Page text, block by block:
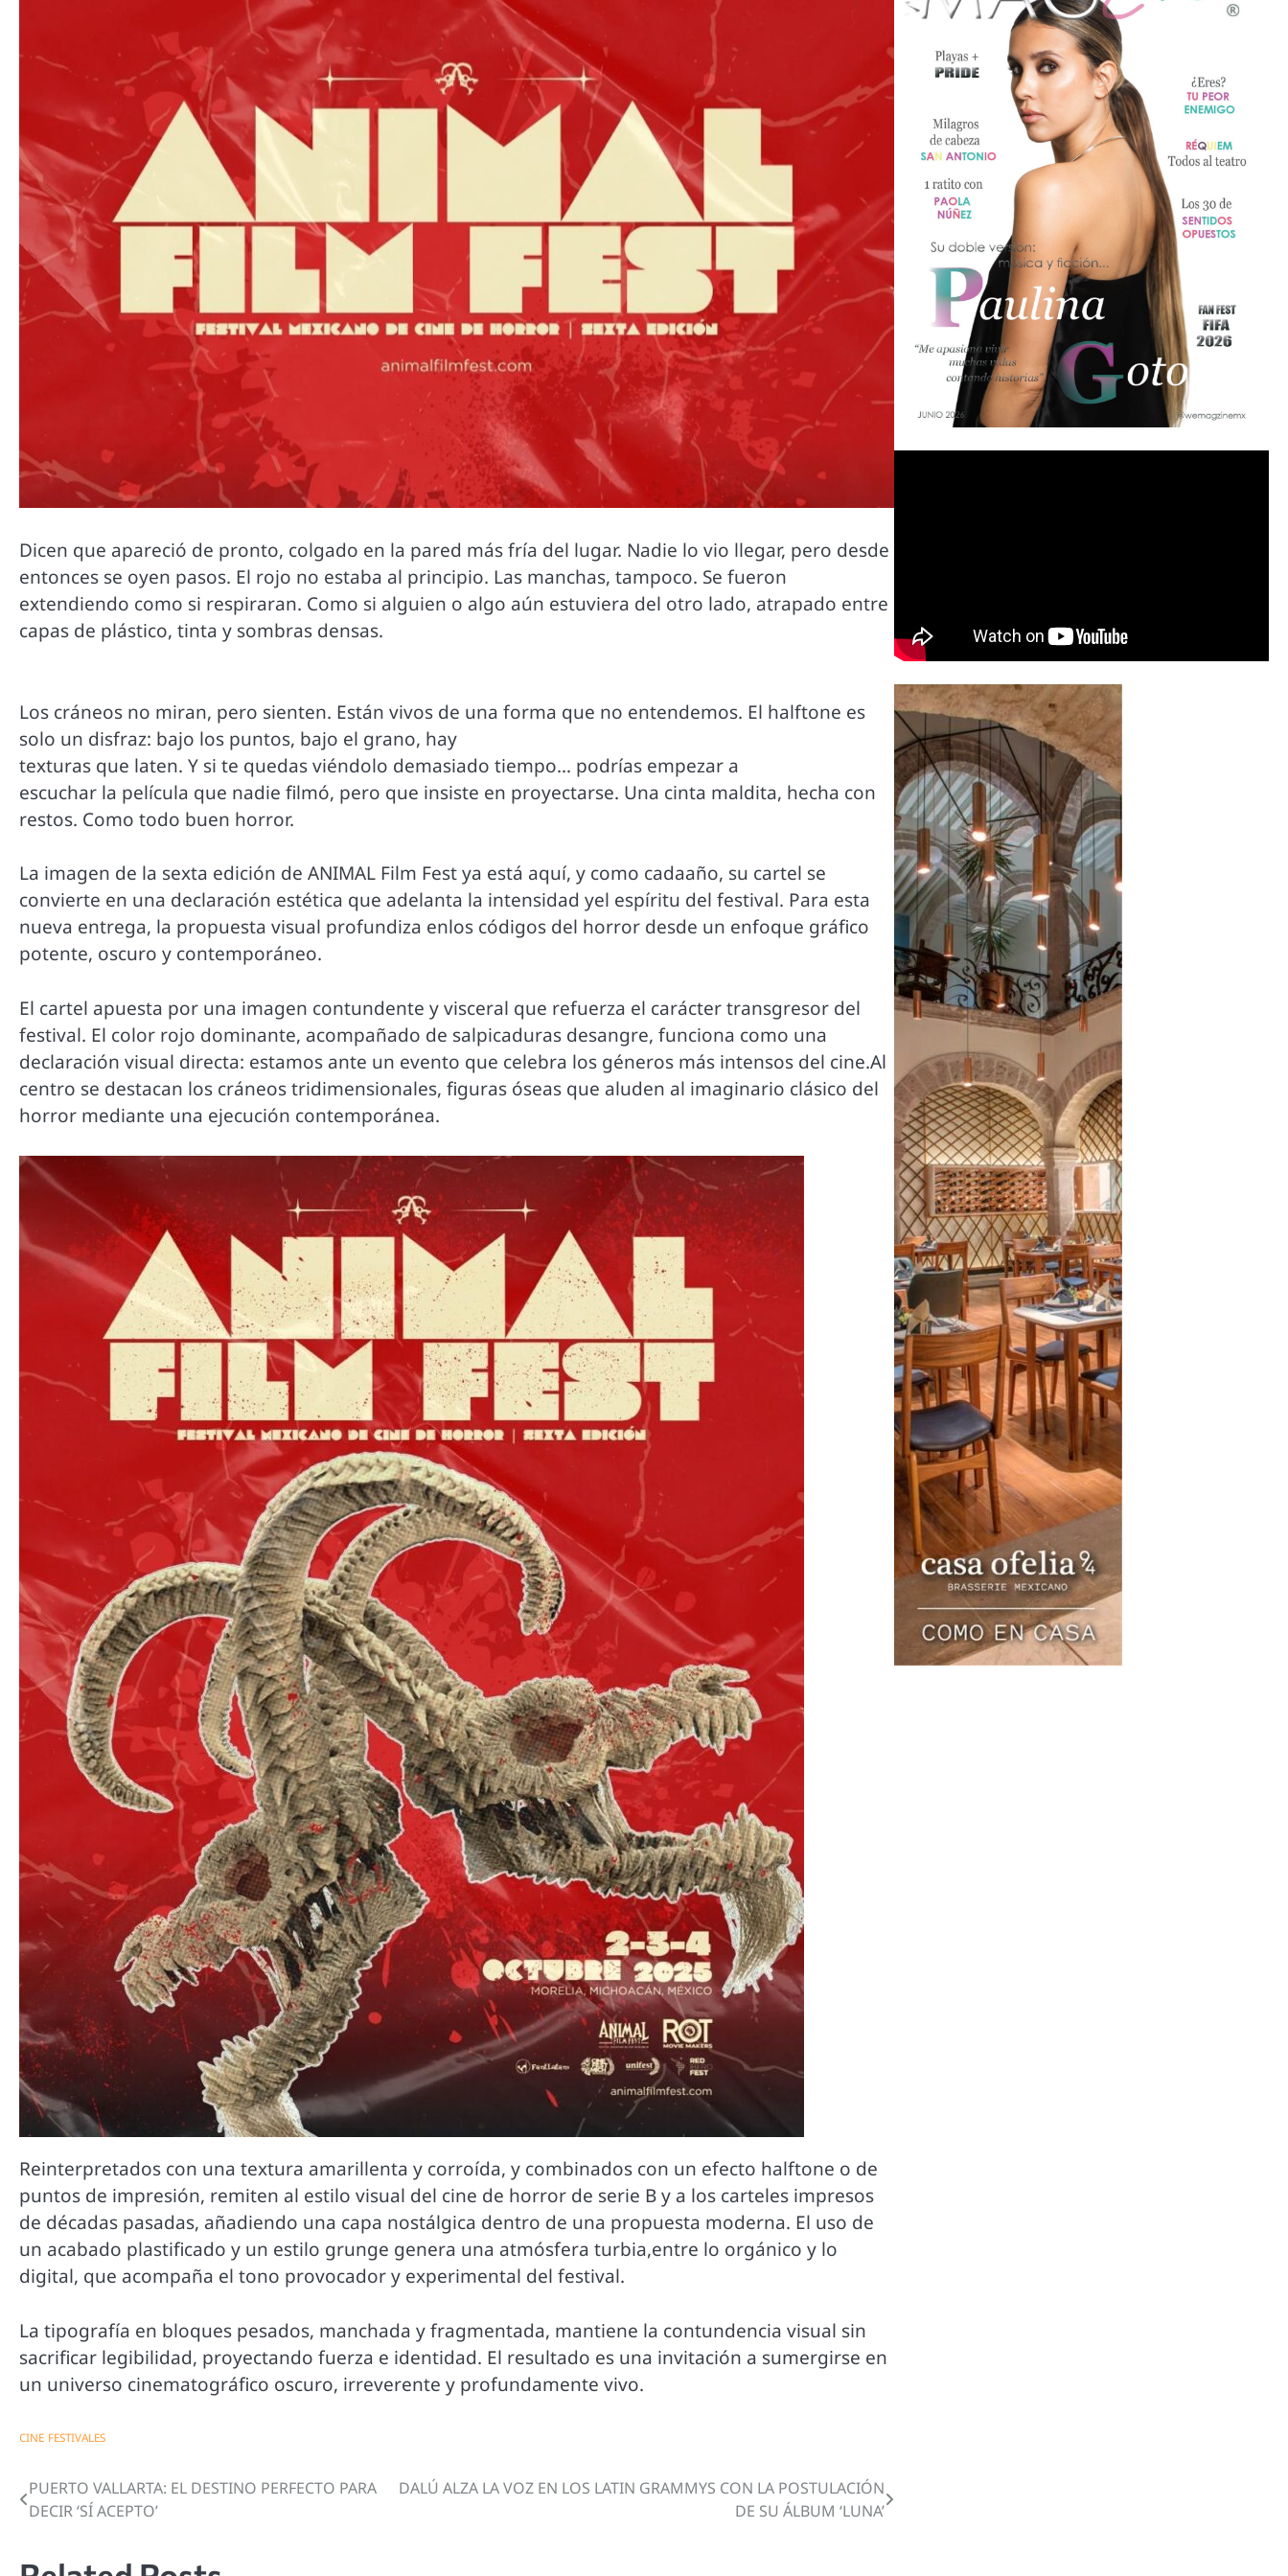
Dicen que apareció de pronto, colgado en la pared más fría del lugar. Nadie lo vio llegar, pero desde
entonces se oyen pasos. El rojo no estaba al principio. Las manchas, tampoco. Se fueron
extendiendo como si respiraran. Como si alguien o algo aún estuviera del otro lado, atrapado entre
capas de plástico, tinta y sombras densas.
Los cráneos no miran, pero sienten. Están vivos de una forma que no entendemos. El halftone es
solo un disfraz: bajo los puntos, bajo el grano, hay
texturas que laten. Y si te quedas viéndolo demasiado tiempo… podrías empezar a
escuchar la película que nadie filmó, pero que insiste en proyectarse. Una cinta maldita, hecha con
restos. Como todo buen horror.
La imagen de la sexta edición de ANIMAL Film Fest ya está aquí, y como cadaaño, su cartel se
convierte en una declaración estética que adelanta la intensidad yel espíritu del festival. Para esta
nueva entrega, la propuesta visual profundiza enlos códigos del horror desde un enfoque gráfico
potente, oscuro y contemporáneo.
El cartel apuesta por una imagen contundente y visceral que refuerza el carácter transgresor del
festival. El color rojo dominante, acompañado de salpicaduras desangre, funciona como una
declaración visual directa: estamos ante un evento que celebra los géneros más intensos del cine.Al
centro se destacan los cráneos tridimensionales, figuras óseas que aluden al imaginario clásico del
horror mediante una ejecución contemporánea.
Reinterpretados con una textura amarillenta y corroída, y combinados con un efecto halftone o de
puntos de impresión, remiten al estilo visual del cine de horror de serie B y a los carteles impresos
de décadas pasadas, añadiendo una capa nostálgica dentro de una propuesta moderna. El uso de
un acabado plastificado y un estilo grunge genera una atmósfera turbia,entre lo orgánico y lo
digital, que acompaña el tono provocador y experimental del festival.
La tipografía en bloques pesados, manchada y fragmentada, mantiene la contundencia visual sin
sacrificar legibilidad, proyectando fuerza e identidad. El resultado es una invitación a sumergirse en
un universo cinematográfico oscuro, irreverente y profundamente vivo.
CINE FESTIVALES
Navegación
entradas
PUERTO VALLARTA: EL DESTINO PERFECTO PARA
DECIR ‘SÍ ACEPTO’
DALÚ ALZA LA VOZ EN LOS LATIN GRAMMYS CON LA POSTULACIÓN
DE SU ÁLBUM ‘LUNA’